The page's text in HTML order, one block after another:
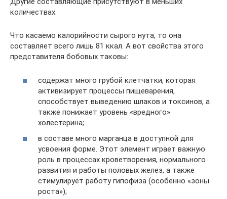
количествах.
Что касаемо калорийности сырого нута, то она
составляет всего лишь 81 ккал. А вот свойства этого
представителя бобовых таковы:
содержат много грубой клетчатки, которая
активизирует процессы пищеварения,
способствует выведению шлаков и токсинов, а
также понижает уровень «вредного»
холестерина;
в составе много марганца в доступной для
усвоения форме. Этот элемент играет важную
роль в процессах кроветворения, нормального
развития и работы половых желез, а также
стимулирует работу гипофиза (особенно «зоны
роста»);